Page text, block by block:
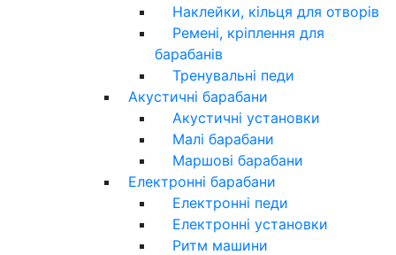
Наклейки, кільця для отворів
Ремені, кріплення для
барабанів
Тренувальні педи
Акустичні барабани
Акустичні установки
Малі барабани
Маршові барабани
Електронні барабани
Електронні педи
Електронні установки
Ритм машини